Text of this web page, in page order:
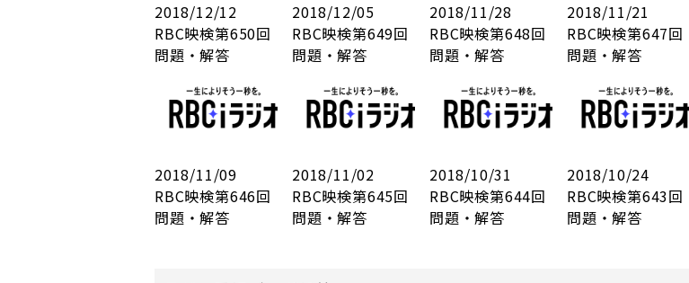
2018/12/12
RBC映検第650回
問題・解答
2018/12/05
RBC映検第649回
問題・解答
2018/11/28
RBC映検第648回
問題・解答
2018/11/21
RBC映検第647回
問題・解答
2018/11/09
RBC映検第646回
問題・解答
2018/11/02
RBC映検第645回
問題・解答
2018/10/31
RBC映検第644回
問題・解答
2018/10/24
RBC映検第643回
問題・解答